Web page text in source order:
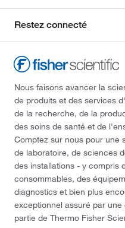
Restez connecté
Nous faisons avancer la
de produits et des services
de la recherche, de la
des soins de santé et de
Comptez sur nous pour une
de laboratoire, de sciences
des installations - y compris
consommables, des
diagnostics et bien plus
exceptionnel assuré par
partie de Thermo Fisher